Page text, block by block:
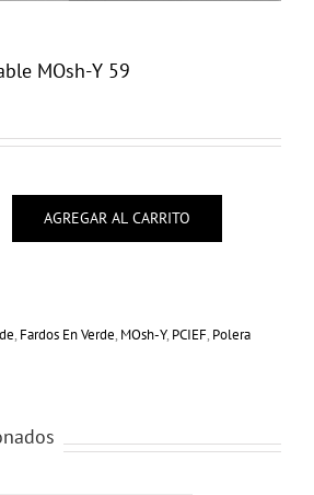
MOsh-Y 59
AGREGAR AL CARRITO
, Fardos En Verde, MOsh-Y, PCIEF, Polera